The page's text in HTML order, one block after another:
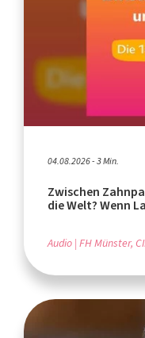
04.08.2026 - 3 Min.
Zwischen
die Welt? Wenn
Audio FH Münster,